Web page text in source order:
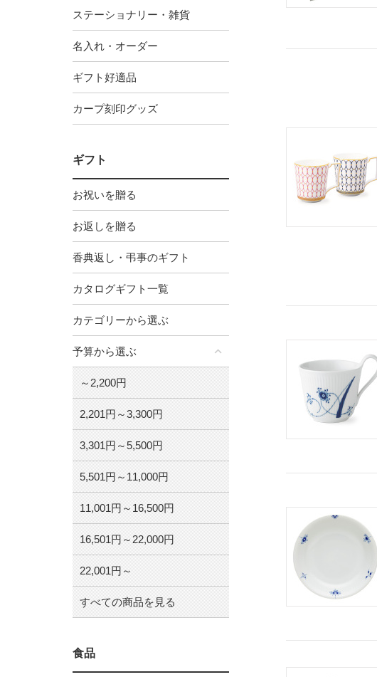
ステーショナリー・雑貨
名入れ・オーダー
ギフト好適品
カープ刻印グッズ
ギフト
お祝いを贈る
お返しを贈る
香典返し・弔事のギフト
カタログギフト一覧
カテゴリーから選ぶ
予算から選ぶ
～2,200円
2,201円～3,300円
3,301円～5,500円
5,501円～11,000円
11,001円～16,500円
16,501円～22,000円
22,001円～
すべての商品を見る
食品